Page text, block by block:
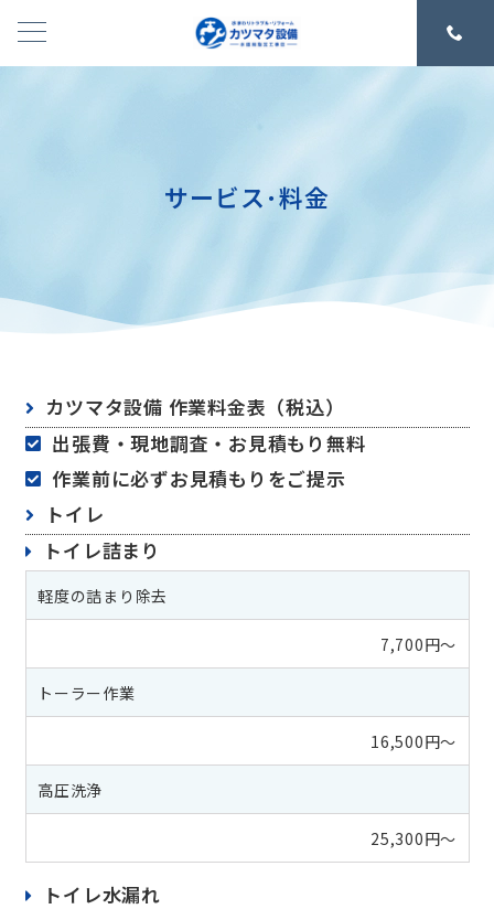
サービス･料金
カツマタ設備 作業料金表（税込）
出張費・現地調査・お見積もり無料
作業前に必ずお見積もりをご提示
トイレ
トイレ詰まり
軽度の詰まり除去
7,700円～
トーラー作業
16,500円～
高圧洗浄
25,300円～
トイレ水漏れ